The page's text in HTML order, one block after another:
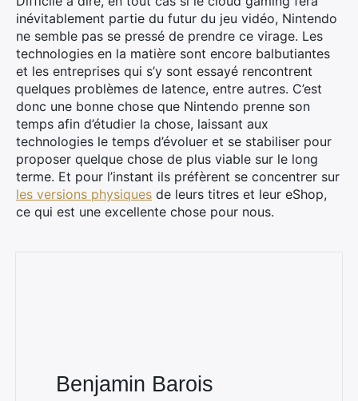
inévitablement partie du futur du jeu vidéo, Nintendo
ne semble pas se pressé de prendre ce virage. Les
technologies en la matière sont encore balbutiantes
et les entreprises qui s’y sont essayé rencontrent
quelques problèmes de latence, entre autres. C’est
donc une bonne chose que Nintendo prenne son
temps afin d’étudier la chose, laissant aux
technologies le temps d’évoluer et se stabiliser pour
proposer quelque chose de plus viable sur le long
terme. Et pour l’instant ils préfèrent se concentrer sur
les versions physiques de leurs titres et leur eShop,
ce qui est une excellente chose pour nous.
Benjamin Barois